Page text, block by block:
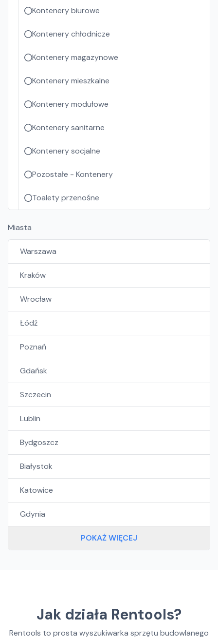
Kontenery biurowe
Kontenery chłodnicze
Kontenery magazynowe
Kontenery mieszkalne
Kontenery modułowe
Kontenery sanitarne
Kontenery socjalne
Pozostałe - Kontenery
Toalety przenośne
Miasta
Warszawa
Kraków
Wrocław
Łódź
Poznań
Gdańsk
Szczecin
Lublin
Bydgoszcz
Białystok
Katowice
Gdynia
POKAŻ WIĘCEJ
Jak działa Rentools?
Rentools to prosta wyszukiwarka sprzętu budowlanego